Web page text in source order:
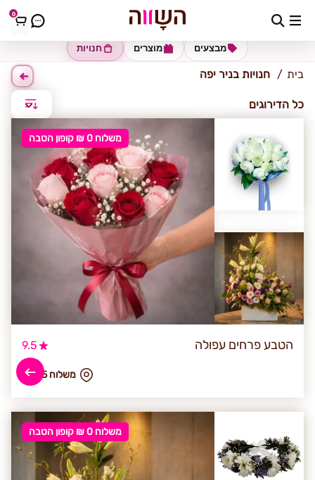
0 ניר יפה
חנויות מוצרים מבצעים
בית חנויות בניר יפה
כל הדירוגים
משלוח 0 ₪ קופון הטבה
הטבע פרחים עפולה 9.5
₪ משלוח 35
משלוח 0 ₪ קופון הטבה